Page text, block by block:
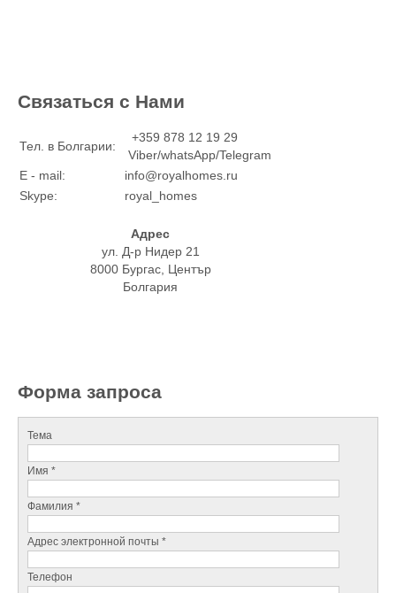
Связаться с Нами
Тел. в Болгарии:
+359 878 12 19 29
Viber/whatsApp/Telegram
E - mail:
info@royalhomes.ru
Skype:
royal_homes
Адрес
ул. Д-р Нидер 21
8000 Бургас, Център
Болгария
Форма запроса
Тема
Имя *
Фамилия *
Адрес электронной почты *
Телефон